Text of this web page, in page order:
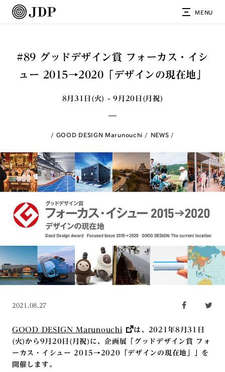
MENU
#89 グッドデザイン賞 フォーカス・イシ
ュー 2015→2020「デザインの現在地」
8月31日(火) - 9月20日(月祝)
GOOD DESIGN Marunouchi NEWS
2021.08.27
GOOD DESIGN Marunouchi
は、2021年8月31日
(火)から9月20日(月祝)に、企画展「グッドデザイン賞 フォ
ーカス・イシュー 2015→2020「デザインの現在地」」を
開催します。